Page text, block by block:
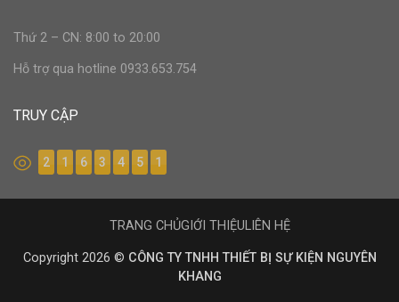
Thứ 2 – CN: 8:00 to 20:00
Hỗ trợ qua hotline 0933.653.754
TRUY CẬP
2 1 6 3 4 5 1
Copyright 2026 © CÔNG TY TNHH THIẾT BỊ SỰ KIỆN NGUYÊN
KHANG
TRANG CHỦGIỚI THIỆULIÊN HỆ